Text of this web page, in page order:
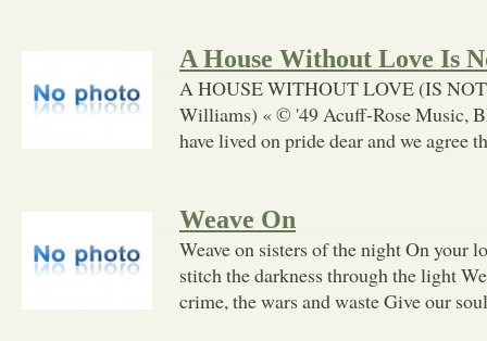
A House Without Love Is
A HOUSE WITHOUT LOVE (IS
Williams) « © '49 Acuff-Rose Music,
have lived on pride dear and we agree
Weave On
Weave on sisters of the night On your
stitch the darkness through the light
crime, the wars and waste Give our